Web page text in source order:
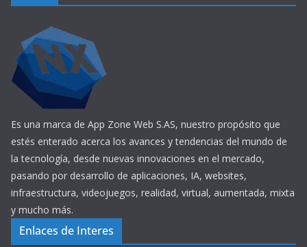
Es una marca de App Zone Web S.AS, nuestro propósito que
estés enterado acerca los avances y tendencias del mundo de
la tecnología, desde nuevas innovaciones en el mercado,
pasando por desarrollo de aplicaciones, IA, websites,
infraestructura, videojuegos, realidad, virtual, aumentada, mixta
y mucho más.
Enlaces de Interes